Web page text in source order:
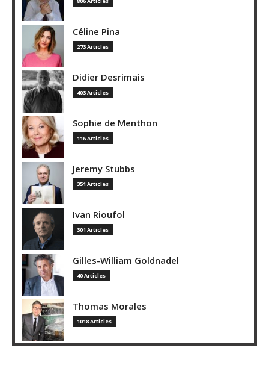
Céline Pina
273 Articles
Didier Desrimais
403 Articles
Sophie de Menthon
116 Articles
Jeremy Stubbs
351 Articles
Ivan Rioufol
301 Articles
Gilles-William Goldnadel
40 Articles
Thomas Morales
1018 Articles